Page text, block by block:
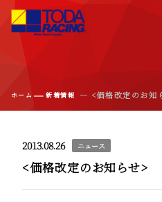
ホーム ― 新着情報 ― <価格改定のお知
2013.08.26 ニュース
<価格改定のお知らせ>